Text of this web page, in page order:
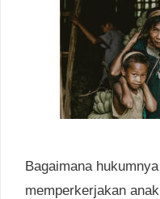
Bagaimana
memperkerjakan